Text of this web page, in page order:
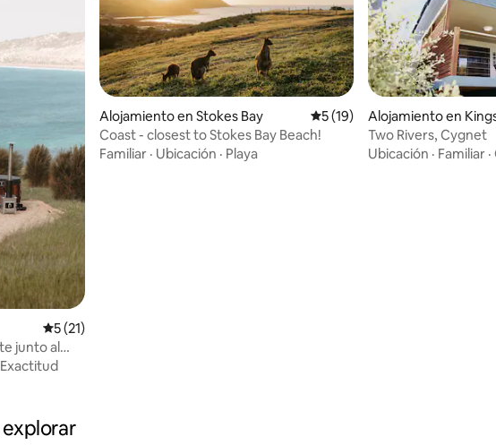
Calificación promedio: 5 de 5, 21 reseñas
5 (21)
junto al
Exactitud
Alojamiento en Stokes Bay Calificación promedio: 5 de 5,
5 (19)
Coast - closest to Stokes Bay Beach!
Familiar · Ubicación · Playa
Alojamiento en
Two Rivers, Cygnet
Ubicación · Familiar ·